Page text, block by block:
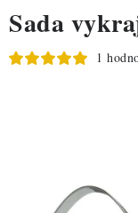
POMŮCKY
SUROVINY
DO KUCHYNĚ
Sada
1